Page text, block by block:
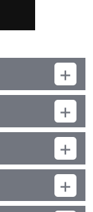
、Liella! スーパ